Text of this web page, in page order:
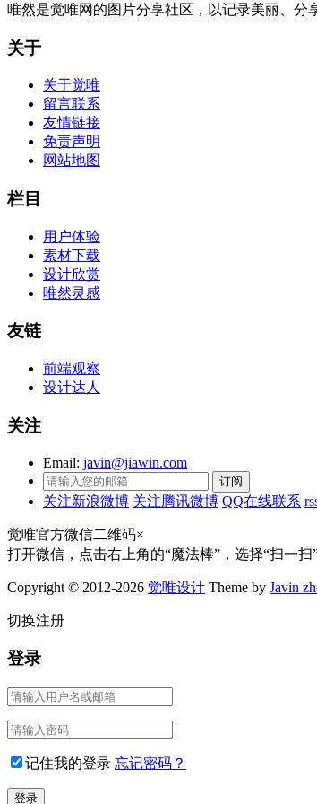
唯然是觉唯网的图片分享社区，以记录美丽、分
关于
关于觉唯
留言联系
友情链接
免责声明
网站地图
栏目
用户体验
素材下载
设计欣赏
唯然灵感
友链
前端观察
设计达人
关注
Email: javin@jiawin.com
关注新浪微博 关注腾讯微博 QQ在线联系
觉唯官方微信二维码×
打开微信，点击右上角的“魔法棒”，选择“扫一扫
Copyright © 2012-2026 觉唯设计 Theme by Javin
切换注册
登录
记住我的登录 忘记密码？